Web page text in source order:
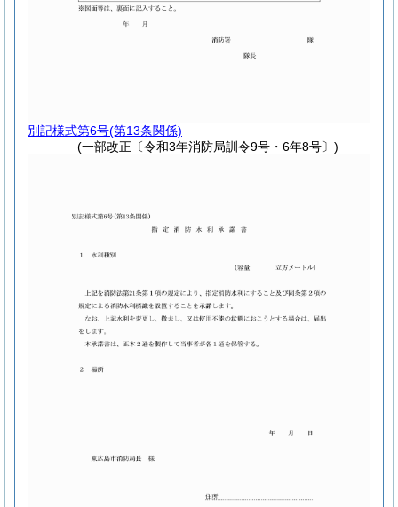
別記様式第6号(第13条関係)
(一部改正〔令和3年消防局訓令9号・6年8号〕)